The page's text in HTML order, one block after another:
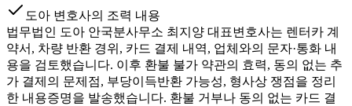
도아 변호사의 조력 내용
법무법인 도아 안국분사무소 최지양 대표변호사는 렌터카 계
약서, 차량 반환 경위, 카드 결제 내역, 업체와의 문자·통화 내
용을 검토했습니다. 이후 환불 불가 약관의 효력, 동의 없는 추
가 결제의 문제점, 부당이득반환 가능성, 형사상 쟁점을 정리
한 내용증명을 발송했습니다. 환불 거부나 동의 없는 카드 결